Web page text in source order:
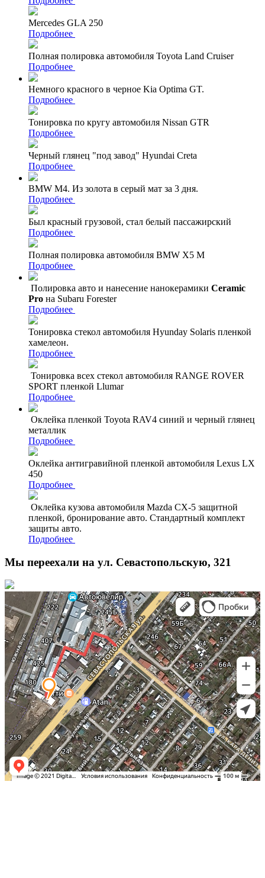
Mercedes GLA 250
Подробнее
Полная полировка автомобиля Toyota Land Cruiser
Подробнее
Немного красного в черное Kia Optima GT.
Подробнее
Тонировка по кругу автомобиля Nissan GTR
Подробнее
Черный глянец "под завод" Hyundai Creta
Подробнее
BMW M4. Из золота в серый мат за 3 дня.
Подробнее
Был красный грузовой, стал белый пассажирский
Подробнее
Полная полировка автомобиля BMW X5 M
Подробнее
Полировка авто и нанесение нанокерамики Ceramic
Pro на Subaru Forester
Подробнее
Тонировка стекол автомобиля Hyunday Solaris пленкой
хамелеон.
Подробнее
Тонировка всех стекол автомобиля RANGE ROVER
SPORT пленкой Llumar
Подробнее
Оклейка пленкой Toyota RAV4 синий и черный глянец
металлик
Подробнее
Оклейка антигравийной пленкой автомобиля Lexus LX
450
Подробнее
Оклейка кузова автомобиля Mazda CX-5 защитной
пленкой, бронирование авто. Стандартный комплект
защиты авто.
Подробнее
Мы переехали на ул. Севастопольскую, 321